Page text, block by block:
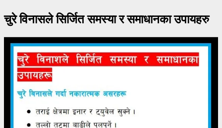
चुरे विनासले सिर्जित समस्या र समाधानका उपायहरु